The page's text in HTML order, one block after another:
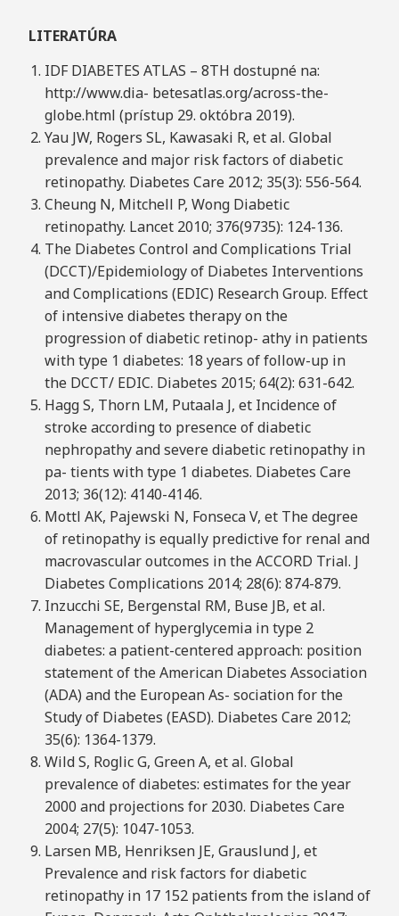
LITERATÚRA
IDF DIABETES ATLAS – 8TH dostupné na:
http://www.dia- betesatlas.org/across-the-
globe.html (prístup 29. októbra 2019).
Yau JW, Rogers SL, Kawasaki R, et al. Global
prevalence and major risk factors of diabetic
retinopathy. Diabetes Care 2012; 35(3): 556-564.
Cheung N, Mitchell P, Wong Diabetic
retinopathy. Lancet 2010; 376(9735): 124-136.
The Diabetes Control and Complications Trial
(DCCT)/Epidemiology of Diabetes Interventions
and Complications (EDIC) Research Group. Effect
of intensive diabetes therapy on the
progression of diabetic retinop- athy in patients
with type 1 diabetes: 18 years of follow-up in
the DCCT/ EDIC. Diabetes 2015; 64(2): 631-642.
Hagg S, Thorn LM, Putaala J, et Incidence of
stroke according to presence of diabetic
nephropathy and severe diabetic retinopathy in
pa- tients with type 1 diabetes. Diabetes Care
2013; 36(12): 4140-4146.
Mottl AK, Pajewski N, Fonseca V, et The degree
of retinopathy is equally predictive for renal and
macrovascular outcomes in the ACCORD Trial. J
Diabetes Complications 2014; 28(6): 874-879.
Inzucchi SE, Bergenstal RM, Buse JB, et al.
Management of hyperglycemia in type 2
diabetes: a patient-centered approach: position
statement of the American Diabetes Association
(ADA) and the European As- sociation for the
Study of Diabetes (EASD). Diabetes Care 2012;
35(6): 1364-1379.
Wild S, Roglic G, Green A, et al. Global
prevalence of diabetes: estimates for the year
2000 and projections for 2030. Diabetes Care
2004; 27(5): 1047-1053.
Larsen MB, Henriksen JE, Grauslund J, et
Prevalence and risk factors for diabetic
retinopathy in 17 152 patients from the island of